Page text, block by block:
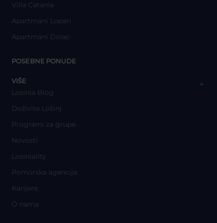
Villa Catania
Apartmani Lopari
Apartmani Dolac
POSEBNE PONUDE
VIŠE
Losinia Blog
Doživite Lošinj
Programi za grupe
Novosti
Losiniality
Pomorska agencija
Karijere
O nama